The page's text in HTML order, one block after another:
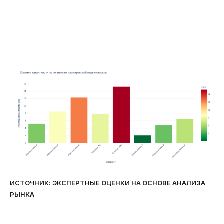
ИСТОЧНИК: ЭКСПЕРТНЫЕ ОЦЕНКИ НА ОСНОВЕ АНАЛИЗА
РЫНКА